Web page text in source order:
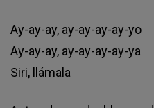
Ay-ay-ay, ay-ay-ay-ay-yo
Ay-ay-ay, ay-ay-ay-ay-ya
Siri, llámala